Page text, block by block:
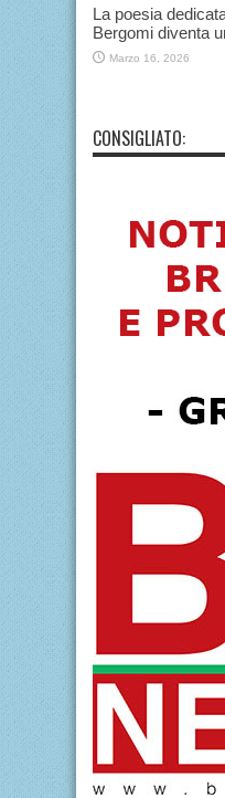
La poesia
Bergomi diventa
Marzo 16, 2026
CONSIGLIATO: